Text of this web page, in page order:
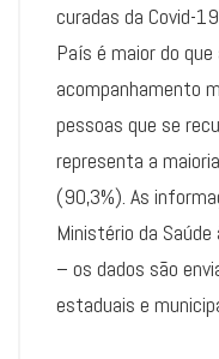
curadas da Covid-
País é maior do
acompanhamento
pessoas que se
representa a
(90,3%). As
Ministério da
– os dados são
estaduais e